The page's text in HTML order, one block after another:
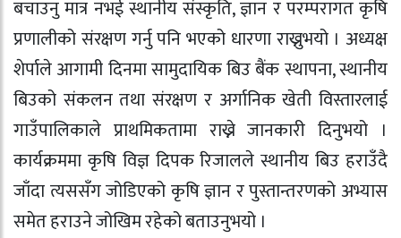
बचाउनु मात्र नभई स्थानीय संस्कृति, ज्ञान र परम्परागत कृषि
प्रणालीको संरक्षण गर्नु पनि भएको धारणा राख्नुभयो । अध्यक्ष
शेर्पाले आगामी दिनमा सामुदायिक बिउ बैंक स्थापना, स्थानीय
बिउको संकलन तथा संरक्षण र अर्गानिक खेती विस्तारलाई
गाउँपालिकाले प्राथमिकतामा राख्ने जानकारी दिनुभयो ।
कार्यक्रममा कृषि विज्ञ दिपक रिजालले स्थानीय बिउ हराउँदै
जाँदा त्यससँग जोडिएको कृषि ज्ञान र पुस्तान्तरणको अभ्यास
समेत हराउने जोखिम रहेको बताउनुभयो ।